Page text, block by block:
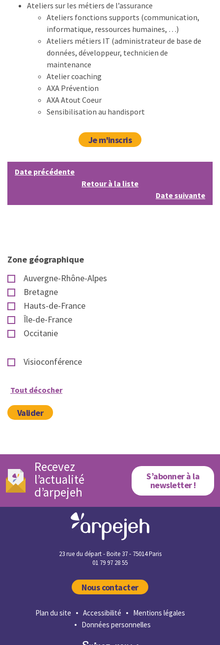
Ateliers sur les métiers de l’assurance
Ateliers fonctions supports (communication,
informatique, ressources humaines, …)
Ateliers métiers IT (administrateur de base de
données, développeur, technicien de
maintenance
Atelier coaching
AXA Prévention
AXA Atout Coeur
Sensibilisation au handisport
Je m'inscris
Date précédente
Retour à la liste
Date suivante
Zone géographique
Auvergne-Rhône-Alpes
Bretagne
Hauts-de-France
Île-de-France
Occitanie
Visioconférence
Tout décocher
Valider
Recevez
l’actualité
d’arpejeh
S’abonner à la
newsletter !
23 rue du départ - Boite 37 - 75014 Paris
01 79 97 28 55
Nous contacter
Plan du site Accessibilité
Mentions légales
Données personnelles